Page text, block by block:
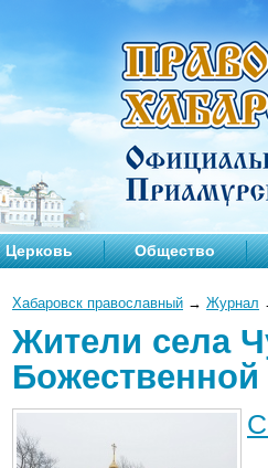
Церковь Общество
Хабаровск православный → Журнал
Жители села
Божественной